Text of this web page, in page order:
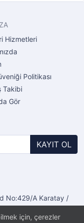
için, çerezler
Hizmetleri
Politikası
Takibi
Gör
KAYIT OL
No:429/A Karatay /